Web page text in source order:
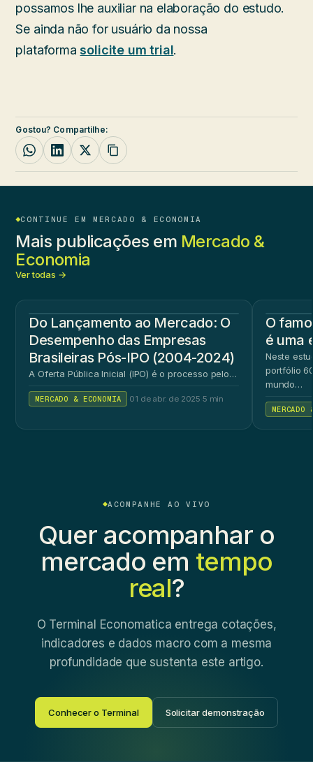
possamos lhe auxiliar na elaboração do estudo.
Se ainda não for usuário da nossa
plataformasolicite um trial.
Gostou? Compartilhe:
CONTINUE EM MERCADO & ECONOMIA
Mais publicações em Mercado &
Economia
Ver todas →
Do Lançamento ao Mercado: O
Desempenho das Empresas
Brasileiras Pós-IPO (2004-2024)
A Oferta Pública Inicial (IPO) é o processo pelo…
MERCADO & ECONOMIA 01 de abr. de 2025 5 min
O
é uma
Neste
portfólio
mundo…
MERCADO
ACOMPANHE AO VIVO
Quer acompanhar o
mercado em tempo
real?
O Terminal Economatica entrega cotações,
indicadores e dados macro com a mesma
profundidade que sustenta este artigo.
Conhecer o Terminal Solicitar demonstração